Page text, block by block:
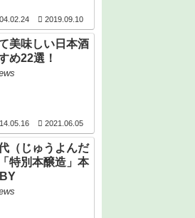
2019.09.10
美味しい日本酒
め22選！
2021.06.05
（じゅうよんだ
特別本醸造」本